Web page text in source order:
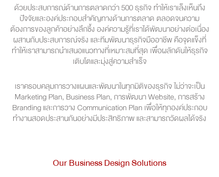
ด้วยประสบการณ์ด้านการตลาดกว่า 500 ธุรกิจ ทำให้เราเล็งเห็นถึง
ปัจจัยและองค์ประกอบสำคัญทางด้านการตลาด ตลอดจนความ
ต้องการของลูกค้าอย่างลึกซึ้ง องค์ความรู้ที่เราได้พัฒนาอย่างต่อเนื่อง
ผสานกับประสบการณ์จริง และทีมพัฒนาธุรกิจมืออาชีพ คือจุดแข็งที่
ทำให้เราสามารถนำเสนอแนวทางที่เหมาะสมที่สุด เพื่อผลักดันให้ธุรกิจ
เติบโตและมุ่งสู่ความสำเร็จ
เราครอบคลุมการวางแผนและพัฒนาในทุกมิติของธุรกิจ ไม่ว่าจะเป็น
Marketing Plan, Business Plan, การพัฒนา Website, การสร้าง
Branding และการวาง Communication Plan เพื่อให้ทุกองค์ประกอบ
ทำงานสอดประสานกันอย่างมีประสิทธิภาพ และสามารถวัดผลได้จริง
Our Business Design Solutions